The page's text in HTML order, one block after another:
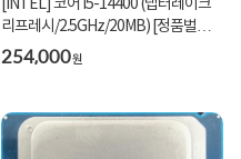
[INTEL] 코어 i5-14400 (랩터레이크
리프레시/2.5GHz/20MB) [정품벌크/
쿨러미포함]
254,000원